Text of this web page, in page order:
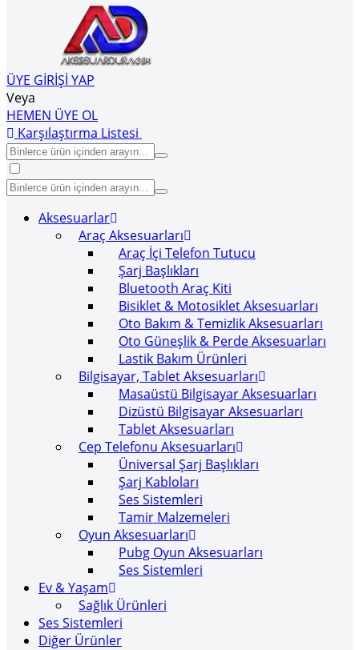
ÜYE GİRİŞİ YAP
Veya
HEMEN ÜYE OL
Karşılaştırma Listesi
Aksesuarlar
Araç Aksesuarları
Araç İçi Telefon Tutucu
Şarj Başlıkları
Bluetooth Araç Kiti
Bisiklet & Motosiklet Aksesuarları
Oto Bakım & Temizlik Aksesuarları
Oto Güneşlik & Perde Aksesuarları
Lastik Bakım Ürünleri
Bilgisayar, Tablet Aksesuarları
Masaüstü Bilgisayar Aksesuarları
Dizüstü Bilgisayar Aksesuarları
Tablet Aksesuarları
Cep Telefonu Aksesuarları
Üniversal Şarj Başlıkları
Şarj Kabloları
Ses Sistemleri
Tamir Malzemeleri
Oyun Aksesuarları
Pubg Oyun Aksesuarları
Ses Sistemleri
Ev & Yaşam
Sağlık Ürünleri
Ses Sistemleri
Diğer Ürünler